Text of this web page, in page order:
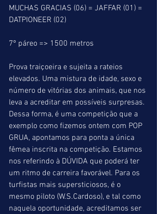
MUCHAS GRACIAS (06) = JAFFAR (01) =
DATPIONEER (02)
7º páreo => 1500 metros
Prova traiçoeira e sujeita a rateios
elevados. Uma mistura de idade, sexo e
número de vitórias dos animais, que nos
leva a acreditar em possíveis surpresas.
Dessa forma, é uma competição que a
exemplo como fizemos ontem com POP
GRUA, apontamos para ponta a única
fêmea inscrita na competição. Estamos
nos referindo à DÚVIDA que poderá ter
um ritmo de carreira favorável. Para os
turfistas mais supersticiosos, é o
mesmo piloto (W.S.Cardoso), e tal como
naquela oportunidade, acreditamos ser